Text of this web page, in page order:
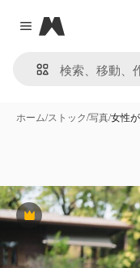
Close menu
Magnific
ホーム/ストック/写真/女性
Premium